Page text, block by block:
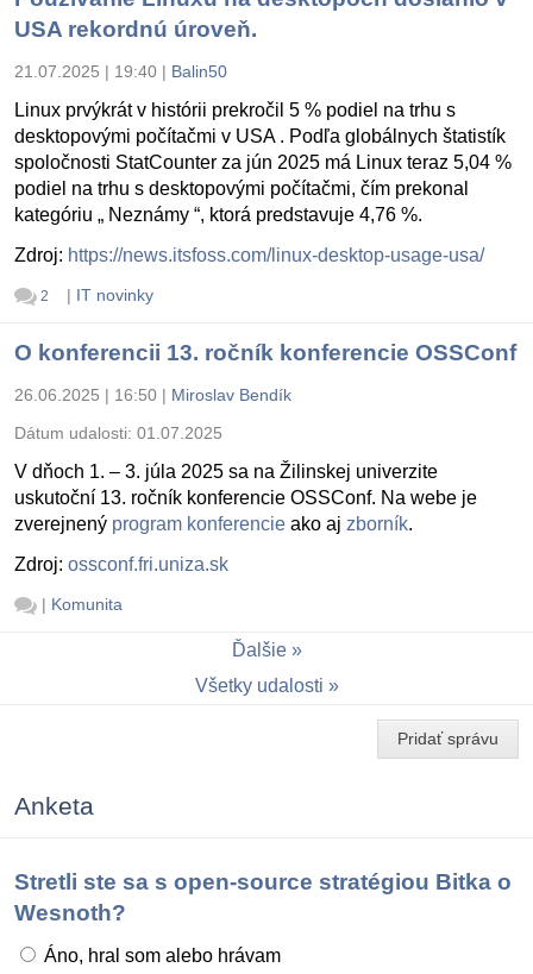
USA rekordnú úroveň.
21.07.2025 | 19:40 | Balin50
Linux prvýkrát v histórii prekročil 5 % podiel na trhu s
desktopovými počítačmi v USA . Podľa globálnych štatistík
spoločnosti StatCounter za jún 2025 má Linux teraz 5,04 %
podiel na trhu s desktopovými počítačmi, čím prekonal
kategóriu „ Neznámy “, ktorá predstavuje 4,76 %.
Zdroj: https://news.itsfoss.com/linux-desktop-usage-usa/
2 | IT novinky
O konferencii 13. ročník konferencie OSSConf
26.06.2025 | 16:50 | Miroslav Bendík
Dátum udalosti: 01.07.2025
V dňoch 1. – 3. júla 2025 sa na Žilinskej univerzite
uskutoční 13. ročník konferencie OSSConf. Na webe je
zverejnený program konferencie ako aj zborník.
Zdroj: ossconf.fri.uniza.sk
| Komunita
Ďalšie
Všetky udalosti
Pridať správu
Anketa
Stretli ste sa s open-source stratégiou Bitka o
Wesnoth?
Áno, hral som alebo hrávam